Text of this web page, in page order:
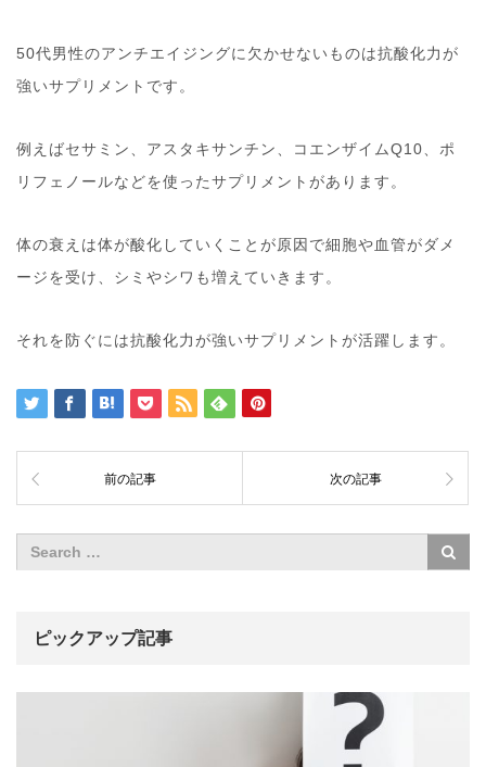
50代男性のアンチエイジングに欠かせないものは抗酸化力が
強いサプリメントです。
例えばセサミン、アスタキサンチン、コエンザイムQ10、ポ
リフェノールなどを使ったサプリメントがあります。
体の衰えは体が酸化していくことが原因で細胞や血管がダメ
ージを受け、シミやシワも増えていきます。
それを防ぐには抗酸化力が強いサプリメントが活躍します。
前の記事 次の記事
ピックアップ記事